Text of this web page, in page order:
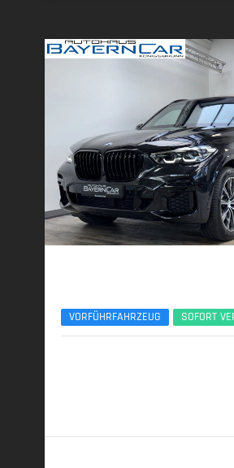
VORFÜHRFAHRZEUG SOFORT